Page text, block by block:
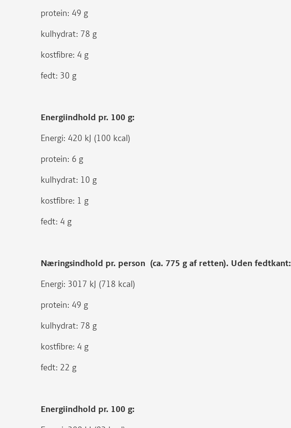
protein: 49 g
kulhydrat: 78 g
kostfibre: 4 g
fedt: 30 g
Energiindhold pr. 100 g:
Energi: 420 kJ (100 kcal)
protein: 6 g
kulhydrat: 10 g
kostfibre: 1 g
fedt: 4 g
Næringsindhold pr. person (ca. 775 g af retten). Uden fedtkant:
Energi: 3017 kJ (718 kcal)
protein: 49 g
kulhydrat: 78 g
kostfibre: 4 g
fedt: 22 g
Energiindhold pr. 100 g: